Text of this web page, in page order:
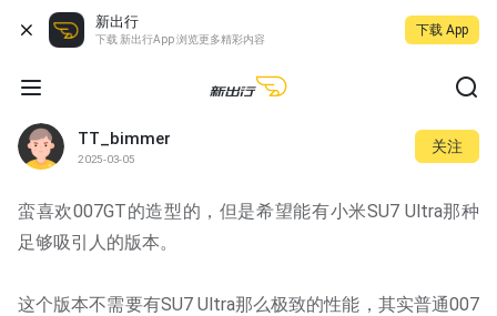
新出行
下载 新出行App 浏览更多精彩内容
下载 App
TT_bimmer
2025-03-05
关注
蛮喜欢007GT的造型的，但是希望能有小米SU7 Ultra那种
足够吸引人的版本。
这个版本不需要有SU7 Ultra那么极致的性能，其实普通007